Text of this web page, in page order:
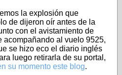
la explosión que
de dijeron oír antes de la
con el avistamiento de
acompañando al vuelo 9525,
se hizo eco el diario inglés
luego retirarla de su portal,
su momento este blog.